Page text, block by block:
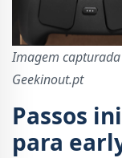
Imagem
Geekinout.pt
Passos
para